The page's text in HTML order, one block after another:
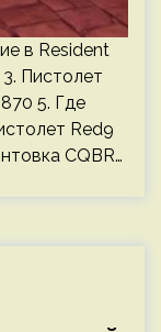
в Resident
Пистолет
5. Где
Red9
CQBR…